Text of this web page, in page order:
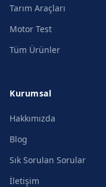
Tarım Araçları
Motor Test
Tüm Ürünler
Kurumsal
Hakkımızda
Blog
Sık Sorulan Sorular
İletişim